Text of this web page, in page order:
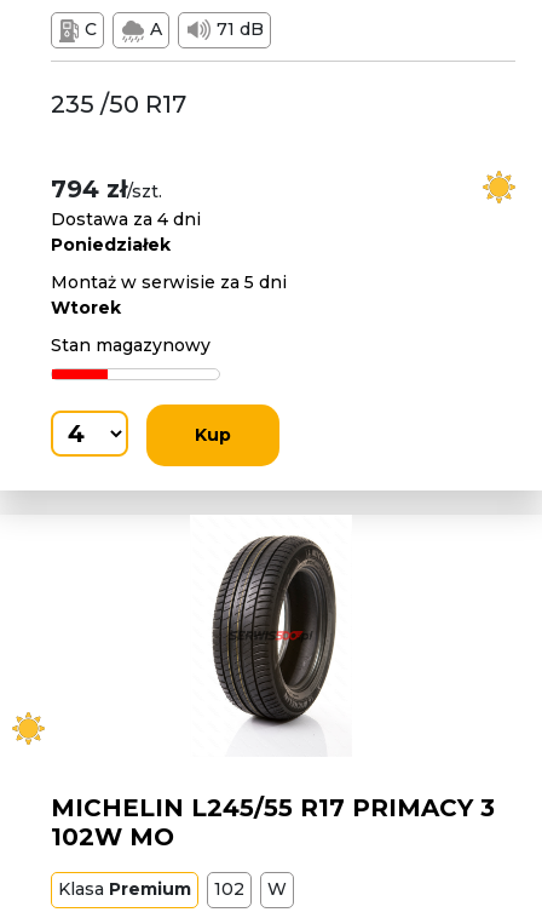
C A 71 dB
235 /50 R17
794 zł/szt.
Dostawa za 4 dni
Poniedziałek
Montaż w serwisie za 5 dni
Wtorek
Stan magazynowy
Kup
MICHELIN L245/55 R17 PRIMACY 3
102W MO
Klasa Premium 102 W